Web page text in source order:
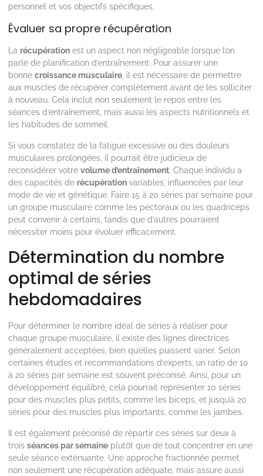
personnel et vos objectifs spécifiques.
Évaluer sa propre récupération
La récupération est un aspect non négligeable lorsque l’on
parle de planification d’entraînement. Pour assurer une
bonne croissance musculaire , il est nécessaire de permettre
aux muscles de récupérer complètement avant de les solliciter
à nouveau. Cela inclut non seulement le repos entre les
séances d’entraînement, mais aussi les aspects nutritionnels et
les habitudes de sommeil.
Si vous constatez de la fatigue excessive ou des douleurs
musculaires prolongées, il pourrait être judicieux de
reconsidérer votre volume d’entraînement. Chaque individu a
des capacités de récupération variables, influencées par leur
mode de vie et génétique. Faire 15 à 20 séries par semaine pour
un groupe musculaire comme les pectoraux ou les quadriceps
peut convenir à certains, tandis que d’autres pourraient
nécessiter moins pour évoluer efficacement.
Détermination du nombre
optimal de séries
hebdomadaires
Pour déterminer le nombre idéal de séries à réaliser pour
chaque groupe musculaire, il existe des lignes directrices
généralement acceptées, bien qu’elles puissent varier. Selon
certaines études et recommandations d’experts, un ratio de 10
à 20 séries par semaine est souvent préconisé. Ainsi, pour un
développement équilibré, cela pourrait représenter 10 séries
pour des muscles plus petits, comme les biceps, et jusqu’à 20
séries pour des muscles plus importants, comme les jambes.
Il est également préconisé de répartir ces séries sur deux à
trois séances par semaine plutôt que de tout concentrer en une
seule séance exténuante. Une approche fractionnée permet
non seulement une récupération adéquate, mais assure aussi